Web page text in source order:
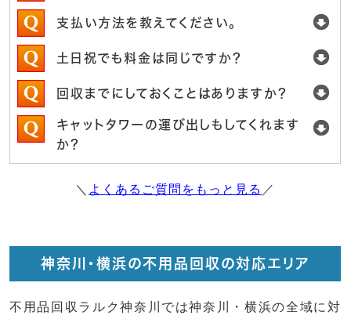
支払い方法を教えてください。
土日祝でも料金は同じですか？
回収までにしておくことはありますか？
キャットタワーの運び出しもしてくれます
か？
＼ よくあるご質問をもっと見る ／
神奈川・横浜の不用品回収の対応エリア
不用品回収ラルク神奈川では神奈川・横浜の全域に対